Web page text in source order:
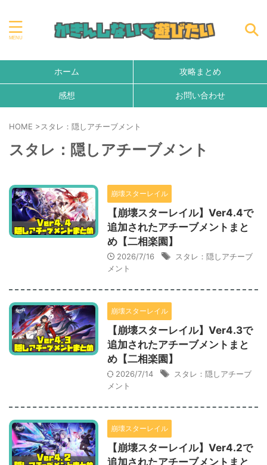
ホーム 攻略まとめ
感想 お問い合わせ
HOME >スタレ：隠しアチーブメント
スタレ：隠しアチーブメント
崩壊スターレイル
【崩壊スターレイル】Ver4.4で
追加されたアチーブメントまと
め【二相楽園】
2026/7/16
スタレ：隠しアチーブ
メント
崩壊スターレイル
【崩壊スターレイル】Ver4.3で
追加されたアチーブメントまと
め【二相楽園】
2026/7/14
スタレ：隠しアチーブ
メント
崩壊スターレイル
【崩壊スターレイル】Ver4.2で
追加されたアチーブメントまと